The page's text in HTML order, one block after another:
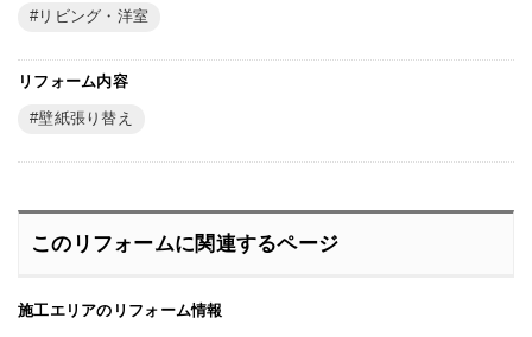
リビング・洋室
リフォーム内容
壁紙張り替え
このリフォームに関連するページ
施工エリアのリフォーム情報